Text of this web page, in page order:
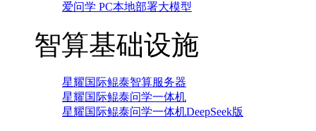
爱问学 PC本地部署大模型
智算基础设施
星耀国际鲲泰智算服务器
星耀国际鲲泰问学一体机
星耀国际鲲泰问学一体机DeepSeek版